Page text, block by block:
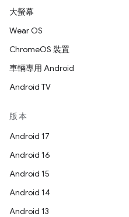
大螢幕
Wear OS
ChromeOS 裝置
車輛專用 Android
Android TV
版本
Android 17
Android 16
Android 15
Android 14
Android 13